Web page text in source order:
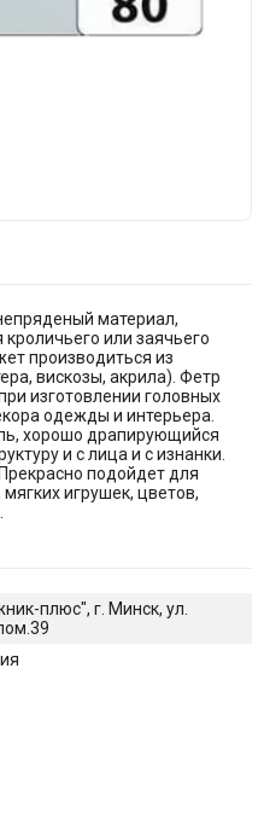
материал,
или заячьего
производиться из
вискозы, акрила). Фетр
изготовлении головных
одежды и интерьера.
хорошо драпирующийся
и с лица и с изнанки.
подойдет для
игрушек, цветов,
плюс", г. Минск, ул.